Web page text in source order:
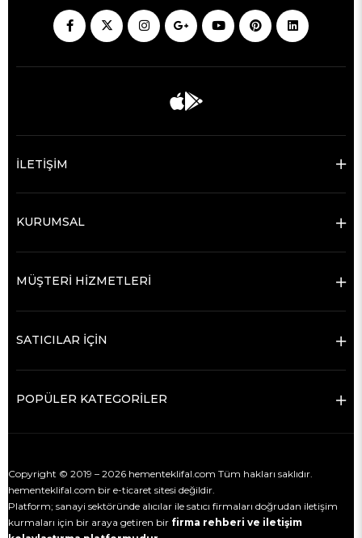
İLETİŞİM
KURUMSAL
MÜŞTERİ HİZMETLERİ
SATICILAR İÇİN
POPÜLER KATEGORİLER
Copyright © 2019 – 2026 hementeklifal.com Tüm hakları saklıdır.
hementeklifal.com bir e-ticaret sitesi değildir.
Platform; sanayi sektöründe alıcılar ile satıcı firmaları doğrudan iletişim
kurmaları için bir araya getiren bir firma rehberi ve iletişim